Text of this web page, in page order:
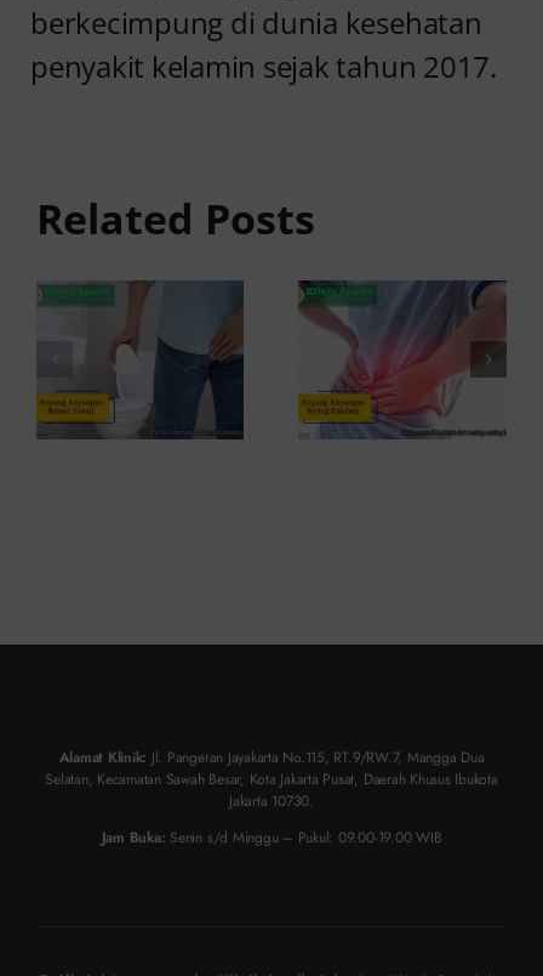
berkecimpung di dunia kesehatan
penyakit kelamin sejak tahun 2017.
Related Posts
Anyang
Darah:
Penyebab
dan Kapan
ke Dokter
Kambuh
dan Cara
Atasinya
Alamat Klinik: Jl. Pangeran Jayakarta No.115, RT.9/RW.7, Mangga Dua
Selatan, Kecamatan Sawah Besar, Kota Jakarta Pusat, Daerah Khusus Ibukota
Jakarta 10730.
Jam Buka: Senin s/d Minggu – Pukul: 09.00-19.00 WIB